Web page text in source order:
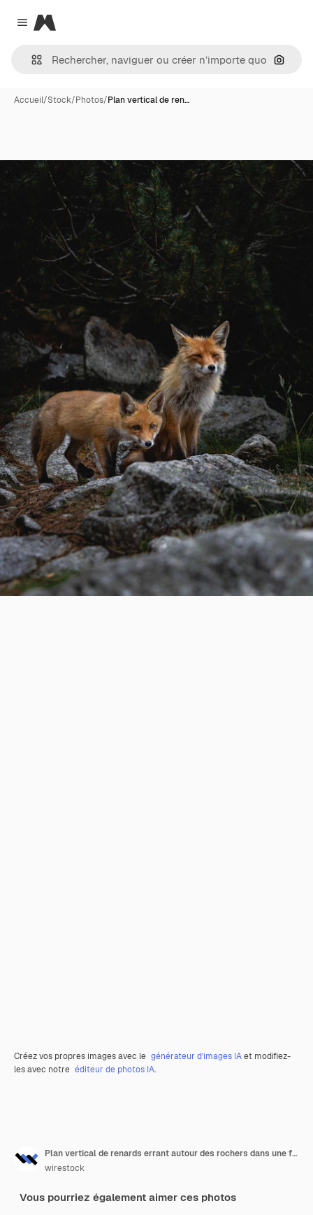
Close menu
Magnific
Accueil/Stock/Photos/Plan vertical de ren…
Créez vos propres images avec le générateur d’images IAet modifiez-
les avec notre éditeur de photos IA.
Plan vertical de renards errant autour des rochers dans une forêt
wirestock
Vous pourriez également aimer ces photos